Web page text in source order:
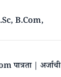
B.Com,
| अर्जाची